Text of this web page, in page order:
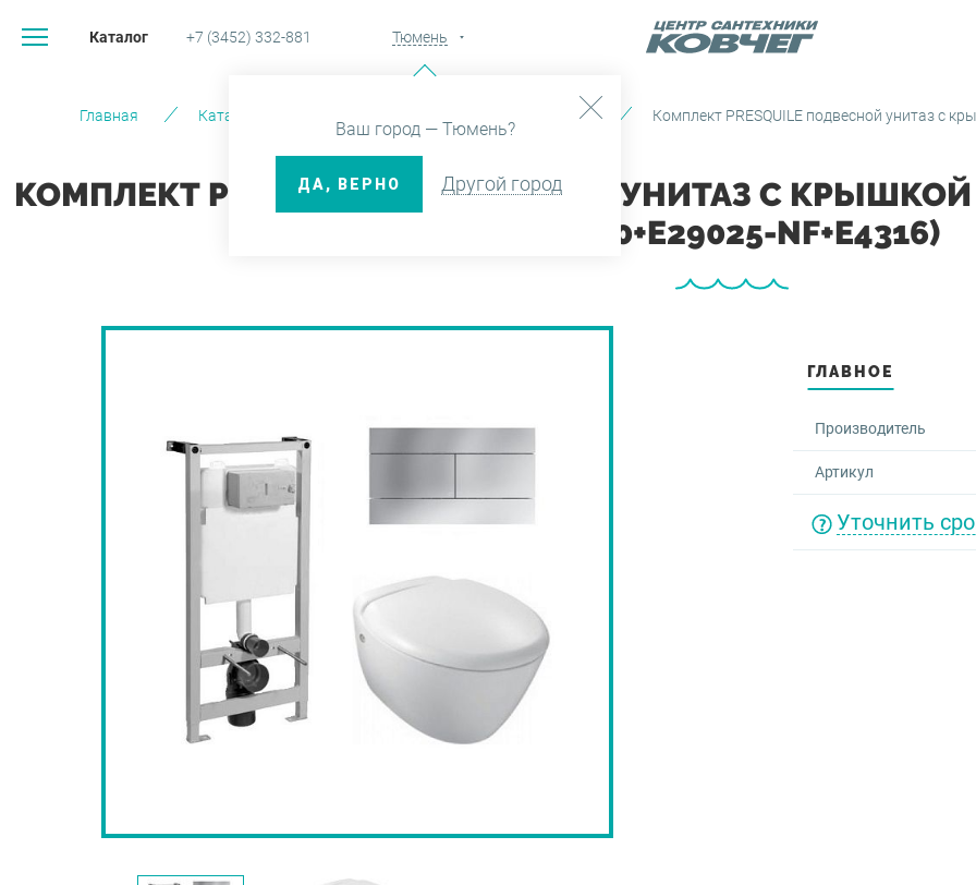
Каталог +7 (3452) 332-881 Тюмень
Ваш город — Тюмень?
ДА, ВЕРНО Другой город
Главная Каталог Готовые комплекты Комплект PRESQUILE подвесной унитаз с
КОМПЛЕКТ PRESQUILE ПОДВЕСНОЙ УНИТАЗ С
(E4440+E29025-NF+E4316)
ГЛАВНОЕ
Производитель
Артикул
Уточнить